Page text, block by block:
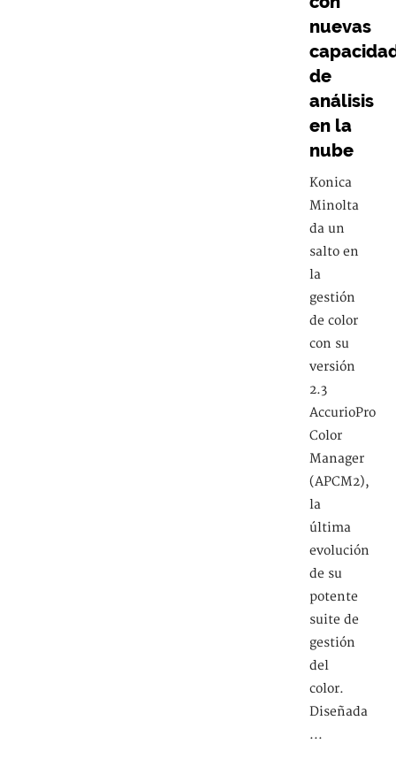
nuevas
de
análisis
en la
nube
Konica
Minolta
da un
salto en
la
gestión
de color
con su
versión
2.3
AccurioPro
Color
Manager
(APCM2),
la
última
evolución
de su
potente
suite de
gestión
del
color.
Diseñada
...